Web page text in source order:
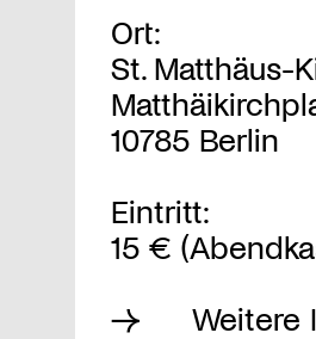
Ort:
St. Matthäus-
10785 Berlin
Eintritt:
15 €
Weitere